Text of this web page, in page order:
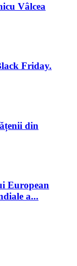
Vâlcea
Friday.
din
European
a...